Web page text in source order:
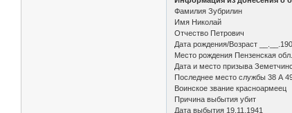
Фамилия Зубрилин
Имя Николай
Отчество Петрович
Дата рождения/Возраст
Место рождения Пензенская
Дата и место призыва
Последнее место службы 38 А
Воинское звание красноармеец
Причина выбытия убит
Дата выбытия 19.11.1941